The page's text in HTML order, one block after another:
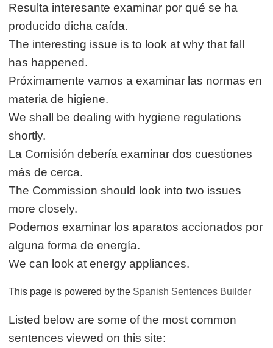
Resulta interesante examinar por qué se ha
producido dicha caída.
The interesting issue is to look at why that fall
has happened.
Próximamente vamos a examinar las normas en
materia de higiene.
We shall be dealing with hygiene regulations
shortly.
La Comisión debería examinar dos cuestiones
más de cerca.
The Commission should look into two issues
more closely.
Podemos examinar los aparatos accionados por
alguna forma de energía.
We can look at energy appliances.
This page is powered by the Spanish Sentences Builder
Listed below are some of the most common
sentences viewed on this site: